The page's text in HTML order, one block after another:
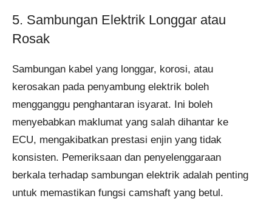
5. Sambungan Elektrik Longgar atau
Rosak
Sambungan kabel yang longgar, korosi, atau
kerosakan pada penyambung elektrik boleh
mengganggu penghantaran isyarat. Ini boleh
menyebabkan maklumat yang salah dihantar ke
ECU, mengakibatkan prestasi enjin yang tidak
konsisten. Pemeriksaan dan penyelenggaraan
berkala terhadap sambungan elektrik adalah penting
untuk memastikan fungsi camshaft yang betul.